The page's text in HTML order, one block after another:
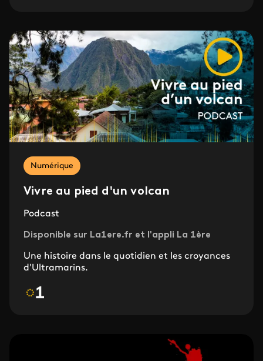
Numérique
Vivre au pied d'un volcan
Podcast
Disponible sur La1ere.fr et l'appli La 1ère
Une histoire dans le quotidien et les croyances
d'Ultramarins.